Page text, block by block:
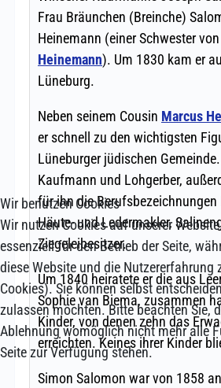
Wir benutzen Cookies
Wir nutzen Cookies auf unserer
essenziell für den Betrieb der Seite,
diese Website und die Nutzererfahrung
Cookies). Sie können selbst
zulassen möchten. Bitte beachten Sie,
Ablehnung womöglich nicht mehr alle
Seite zur Verfügung stehen.